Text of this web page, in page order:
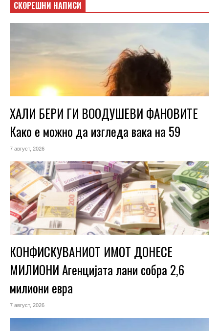
СКОРЕШНИ НАПИСИ
ХАЛИ БЕРИ ГИ ВООДУШЕВИ ФАНОВИТЕ
Како е можно да изгледа вака на 59
7 август, 2026
КОНФИСКУВАНИОТ ИМОТ ДОНЕСЕ
МИЛИОНИ Агенцијата лани собра 2,6
милиони евра
7 август, 2026